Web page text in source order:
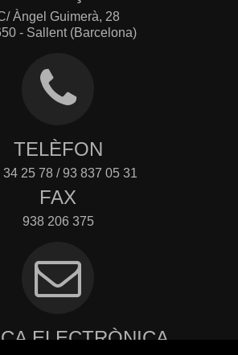
Àngel Guimerà, 28
- Sallent (Barcelona)
TELÈFON
34 25 78 / 93 837 05 31
FAX
938 206 375
ELECTRÒNICA